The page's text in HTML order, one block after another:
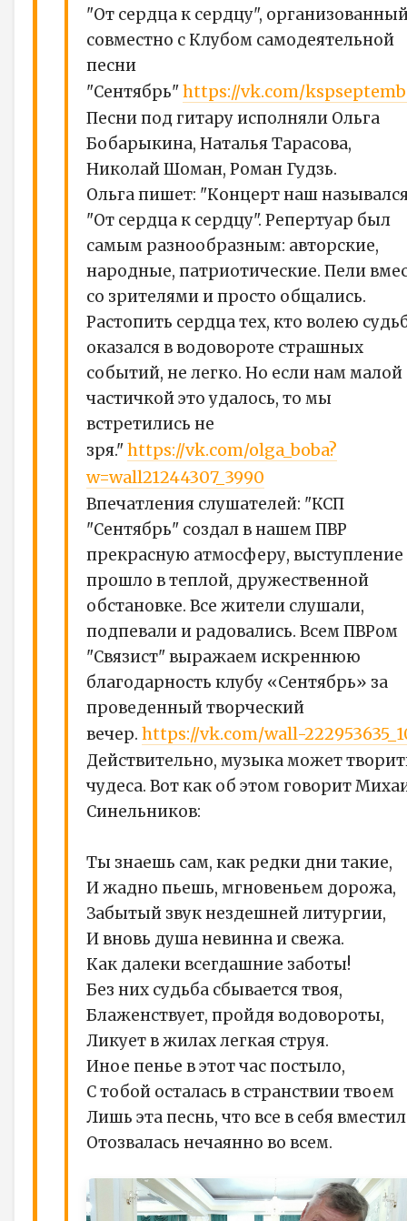
"От сердца к сердцу",
совместно с Клубом самодеятельной
песни
"Сентябрь"https://vk.com/
Песни под гитару исполняли Ольга
Бобарыкина, Наталья Тарасова,
Николай Шоман, Роман Гудзь.
Ольга пишет: "Концерт наш
"От сердца к сердцу". Репертуар был
самым разнообразным: авторские,
народные, патриотические. Пели
со зрителями и просто общались.
Растопить сердца тех, кто волею
оказался в водовороте страшных
событий, не легко. Но если нам малой
частичкой это удалось, то мы
встретились не
зря."https://vk.com/olga_boba?
w=wall21244307_3990
Впечатления слушателей: "КСП
"Сентябрь" создал в нашем ПВР
прекрасную атмосферу, выступление
прошло в теплой, дружественной
обстановке. Все жители слушали,
подпевали и радовались. Всем ПВРом
"Связист" выражаем искреннюю
благодарность клубу «Сентябрь» за
проведенный творческий
вечер. https://vk.com/wall-
Действительно, музыка может
чудеса. Вот как об этом говорит
Синельников:
Ты знаешь сам, как редки дни такие,
И жадно пьешь, мгновеньем дорожа,
Забытый звук нездешней литургии,
И вновь душа невинна и свежа.
Как далеки всегдашние заботы!
Без них судьба сбывается твоя,
Блаженствует, пройдя водовороты,
Ликует в жилах легкая струя.
Иное пенье в этот час постыло,
С тобой осталась в странствии твоем
Лишь эта песнь, что все в себя
Отозвалась нечаянно во всем.